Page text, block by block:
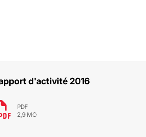
d'activité 2016
PDF
2,9 MO